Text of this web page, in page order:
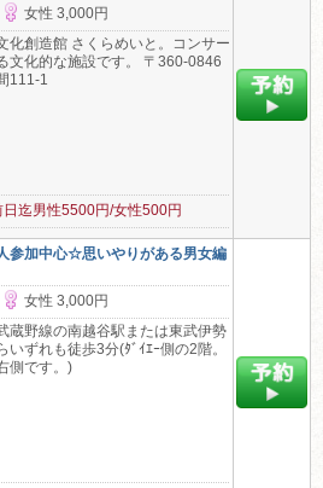
女性 3,000円
化創造館 さくらめいと。コンサー
文化的な施設です。 〒360-0846
111-1
迄男性5500円/女性500円
参加中心☆思いやりがある男女編
女性 3,000円
蔵野線の南越谷駅または東武伊勢
ずれも徒歩3分(ﾀﾞｲｴｰ側の2階。
側です。)